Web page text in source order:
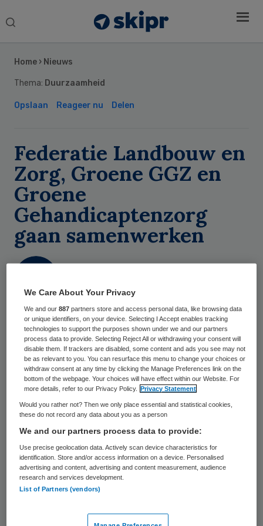
Search
Home › Nieuws
Thema: Duurzaamheid
Opslaan Reageer nu Delen
Federatie Landbouw en
Zorg, Groene GGZ en
Groene
Gehandicaptenzorg
gaan samenwerken
29 mei 2026,13:11
384 keer gelezen
De Federatie Landbouw en Zorg (FLZ), de
Groene GGZ en de Groene
Gehandicaptenzorg zijn een strategische
samenwerking aangegaan. Samen willen ze
in de zorg, zo laten ze weten.
De Groene GGZ en de Groene
Nature For Health (NFH) en IVN
Sidebar
We Care About Your Privacy
We and our887 partners store and access personal data, like browsing data
or unique identifiers, on your device. Selecting I Accept enables tracking
technologies to support the purposes shown under we and our partners
process data to provide. Selecting Reject All or withdrawing your consent will
disable them. If trackers are disabled, some content and ads you see may not
be as relevant to you. You can resurface this menu to change your choices or
withdraw consent at any time by clicking the Manage Preferences link on the
bottom of the webpage. Your choices will have effect within our Website. For
more details, refer to our Privacy Policy.
Privacy Statement
Would you rather not? Then we only place essential and statistical cookies,
these do not record any data about you as a person
We and our partners process data to provide:
Use precise geolocation data. Actively scan device characteristics for
identification. Store and/or access information on a device. Personalised
advertising and content, advertising and content measurement, audience
research and services development.
List of Partners (vendors)